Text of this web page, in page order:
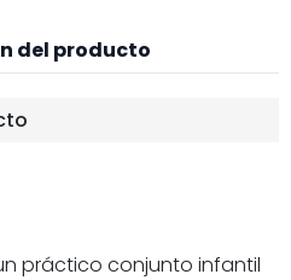
del producto
práctico conjunto infantil